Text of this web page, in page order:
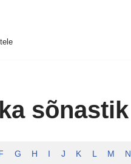
sõnastik
G H I J K L M N